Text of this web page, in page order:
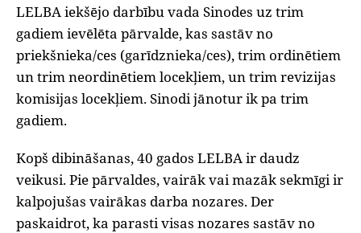
LELBA iekšējo darbību vada Sinodes uz trim
gadiem ievēlēta pārvalde, kas sastāv no
priekšnieka/ces (garīdznieka/ces), trim ordinētiem
un trim neordinētiem locekļiem, un trim revizijas
komisijas locekļiem. Sinodi jānotur ik pa trim
gadiem.
‌Kopš dibināšanas, 40 gados LELBA ir daudz
veikusi. Pie pārvaldes, vairāk vai mazāk sekmīgi ir
kalpojušas vairākas darba nozares. Der
paskaidrot, ka parasti visas nozares sastāv no